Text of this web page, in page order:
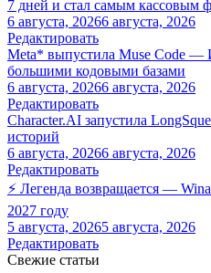
7 дней и стал самым кассовым
6 августа, 20266 августа, 2026
Редактировать
Meta* выпустила Muse Code —
большими кодовыми базами
6 августа, 20266 августа, 2026
Редактировать
Character.AI запустила
историй
6 августа, 20266 августа, 2026
Редактировать
⚡ Легенда возвращается —
2027 году
5 августа, 20265 августа, 2026
Редактировать
Свежие статьи